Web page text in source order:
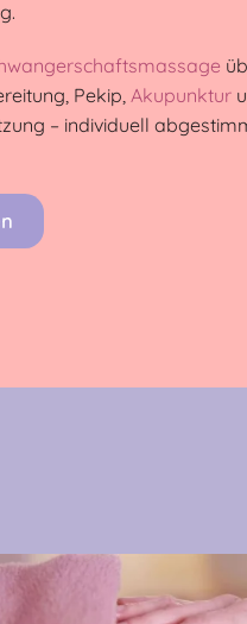
Pekip,Akupunktur
– individuell